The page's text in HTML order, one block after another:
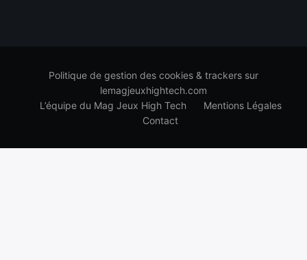
Politique de gestion des cookies & trackers sur
lemagjeuxhightech.com
L’équipe du Mag Jeux High Tech
Mentions Légales
Contact